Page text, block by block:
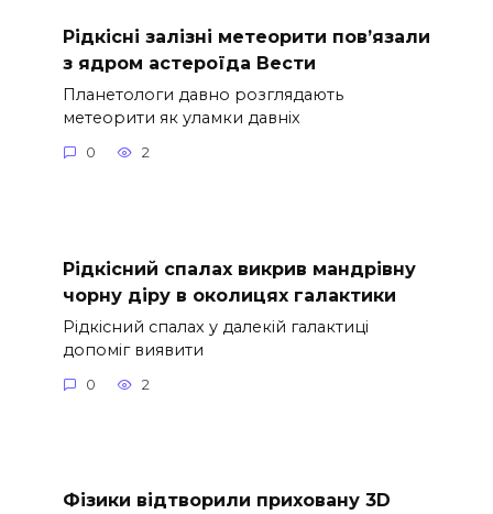
Рідкісні залізні метеорити пов’язали
з ядром астероїда Вести
Планетологи давно розглядають
метеорити як уламки давніх
0 2
Рідкісний спалах викрив мандрівну
чорну діру в околицях галактики
Рідкісний спалах у далекій галактиці
допоміг виявити
0 2
Фізики відтворили приховану 3D